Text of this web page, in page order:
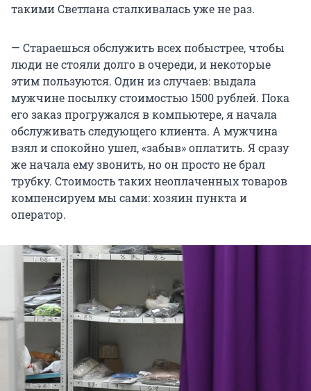
такими Светлана сталкивалась уже не раз.
— Стараешься обслужить всех побыстрее, чтобы
люди не стояли долго в очереди, и некоторые
этим пользуются. Один из случаев: выдала
мужчине посылку стоимостью 1500 рублей. Пока
его заказ прогружался в компьютере, я начала
обслуживать следующего клиента. А мужчина
взял и спокойно ушел, «забыв» оплатить. Я сразу
же начала ему звонить, но он просто не брал
трубку. Стоимость таких неоплаченных товаров
компенсируем мы сами: хозяин пункта и
оператор.